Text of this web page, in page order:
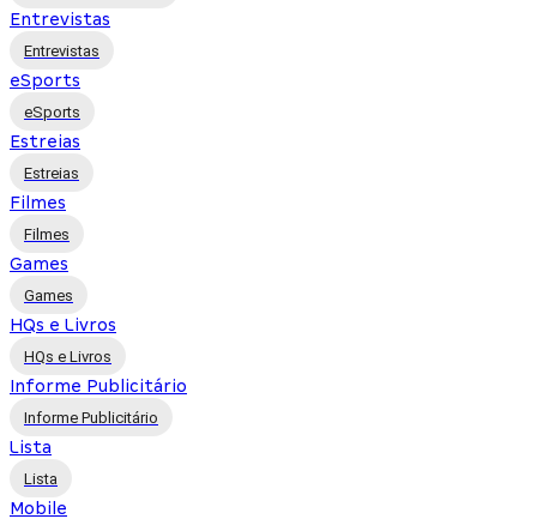
Entrevistas
Entrevistas
eSports
eSports
Estreias
Estreias
Filmes
Filmes
Games
Games
HQs e Livros
HQs e Livros
Informe Publicitário
Informe Publicitário
Lista
Lista
Mobile